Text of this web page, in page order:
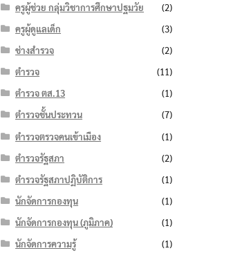
ครูผู้ช่วย กลุ่มวิชาการศึกษาปฐมวัย
(2)
ครูผู้ดูแลเด็ก
(3)
ช่างสำรวจ
(2)
ตำรวจ
(11)
ตำรวจ ตส.13
(1)
ตำรวจชั้นประทวน
(7)
ตำรวจตรวจคนเข้าเมือง
(1)
ตำรวจรัฐสภา
(2)
ตำรวจรัฐสภาปฏิบัติการ
(1)
นักจัดการกองทุน
(1)
นักจัดการกองทุน (ภูมิภาค)
(1)
นักจัดการความรู้
(1)